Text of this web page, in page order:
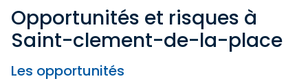
Opportunités et risques à
Saint-clement-de-la-place
Les opportunités